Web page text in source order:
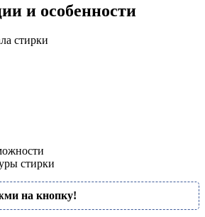
и особенности
стирки
стирки
на кнопку!